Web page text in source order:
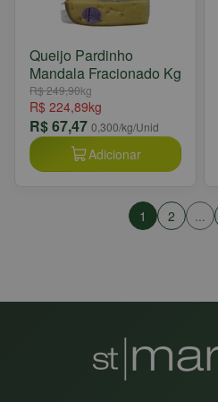
Queijo Pardinho
Mandala Fracionado Kg
R$ 249,90kg
R$ 224,89kg
R$ 67,47 0,300/kg/Unid
Adicionar
1 2 ...